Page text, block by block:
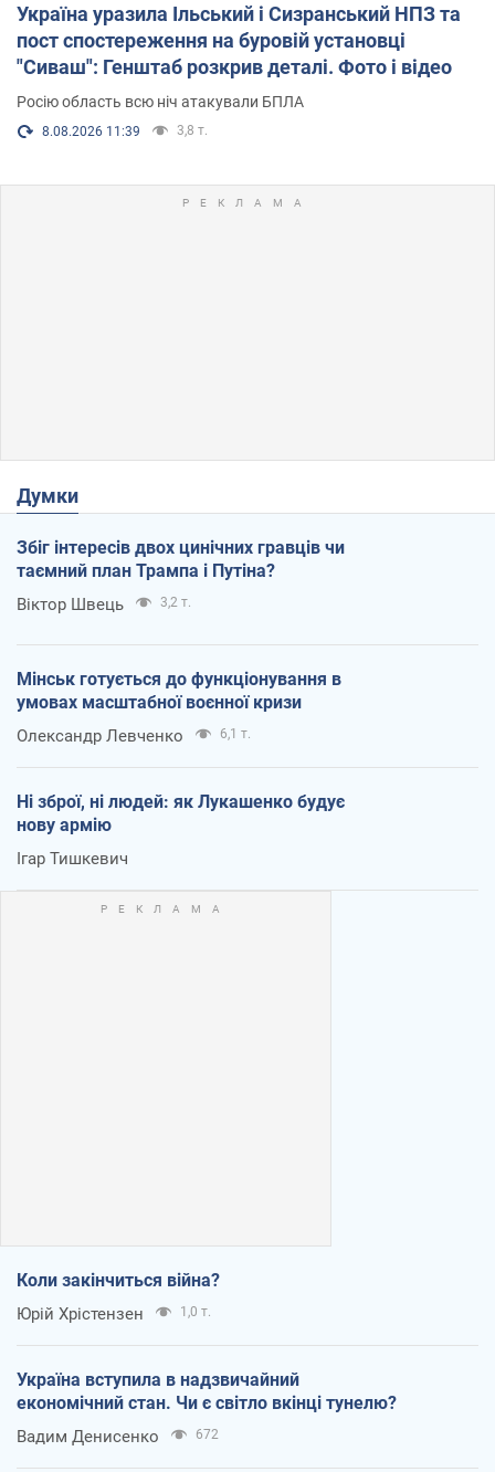
Україна уразила Ільський і Сизранський НПЗ та
пост спостереження на буровій установці
"Сиваш": Генштаб розкрив деталі. Фото і відео
Росію область всю ніч атакували БПЛА
8.08.2026 11:39 3,8 т.
Думки
Збіг інтересів двох цинічних гравців чи
таємний план Трампа і Путіна?
Віктор Швець 3,2 т.
Мінськ готується до функціонування в
умовах масштабної воєнної кризи
Олександр Левченко 6,1 т.
Ні зброї, ні людей: як Лукашенко будує
нову армію
Ігар Тишкевич
Коли закінчиться війна?
Юрій Хрістензен 1,0 т.
Україна вступила в надзвичайний
економічний стан. Чи є світло вкінці тунелю?
Вадим Денисенко 672